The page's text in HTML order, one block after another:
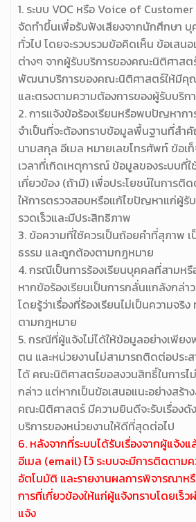
1. ระบบ VOC หรือ Voice of
จัดทำขึ้นเพื่อรับฟังเสียงจากนักศึกษา บุ
ทั่วไป โดยจะรวบรวมข้อคิดเห็น ข้อเสนอ
ต่างๆ จากผู้รับบริการของคณะนิติศาสต
พัฒนาบริการของคณะนิติศาสตร์ให้มีคุ
และตรงตามความต้องการของผู้รับบริก
2. การแจ้งข้อร้องเรียนหรือพบปัญหากา
จำเป็นที่จะต้องทราบข้อมูลพื้นฐานที่สำ
นามสกุล อีเมล หมายเลขโทรศัพท์ ข้อ
เวลาที่เกิดเหตุการณ์ ข้อมูลของระบบที่
เกี่ยวข้อง (ถ้ามี) เพื่อประโยชน์ในการติ
ให้การตรวจสอบหรือแก้ไขปัญหาแก่ผู้รั
รวดเร็วและมีประสิทธิภาพ
3. ข้อความที่ใช้ควรเป็นถ้อยคำที่สุภาพ
ธรรม และถูกต้องตามกฎหมาย
4. กรณีเป็นการร้องเรียนบุคคลที่สามห
หากข้อร้องเรียนเป็นการกลั่นแกล้งกล่า
โดยรู้ว่าเรื่องที่ร้องเรียนไม่เป็นความจริ
ตามกฎหมาย
5. กรณีที่ผู้แจ้งไม่ได้ให้ข้อมูลอย่างเพีย
ตน และหน่วยงานไม่สามารถติดต่อประ
ได้ คณะนิติศาสตร์ขอสงวนสิทธิ์ในการไ
กล่าว แต่หากเป็นข้อเสนอแนะอย่างสร้า
คณะนิติศาสตร์ มีความยินดีจะรับเรื่องดั
บริการของหน่วยงานให้ดีที่สุดต่อไป
6. หลังจากที่ระบบได้รับเรื่องจากผู้แจ้ง
อีเมล (email) ไว้ ระบบจะมีการติดตาม
อัตโนมัติ และรายงานผลการพิจารณาห
การที่เกี่ยวข้องให้แก่ผู้แจ้งทราบโดยเร็
แจ้ง